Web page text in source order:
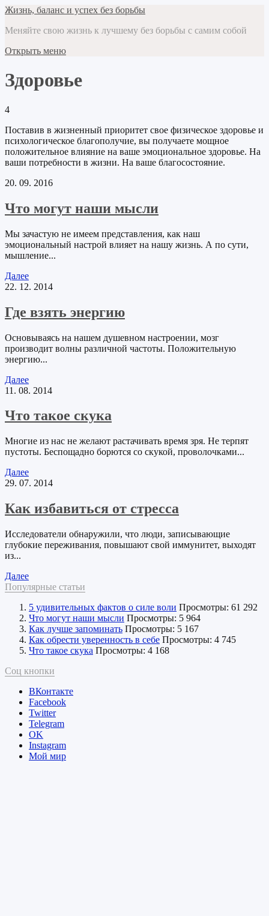
Жизнь, баланс и успех без борьбы
Меняйте свою жизнь к лучшему без борьбы с самим собой
Открыть меню
Здоровье
4
Поставив в жизненный приоритет свое физическое здоровье и
психологическое благополучие, вы получаете мощное
положительное влияние на ваше эмоциональное здоровье. На
ваши потребности в жизни. На ваше благосостояние.
20. 09. 2016
Что могут наши мысли
Мы зачастую не имеем представления, как наш
эмоциональный настрой влияет на нашу жизнь. А по сути,
мышление...
Далее
22. 12. 2014
Где взять энергию
Основываясь на нашем душевном настроении, мозг
производит волны различной частоты. Положительную
энергию...
Далее
11. 08. 2014
Что такое скука
Многие из нас не желают растачивать время зря. Не терпят
пустоты. Беспощадно борются со скукой, проволочками...
Далее
29. 07. 2014
Как избавиться от стресса
Исследователи обнаружили, что люди, записывающие
глубокие переживания, повышают свой иммунитет, выходят
из...
Далее
Популярные статьи
5 удивительных фактов о силе воли Просмотры: 61 292
Что могут наши мысли Просмотры: 5 964
Как лучше запоминать Просмотры: 5 167
Как обрести уверенность в себе Просмотры: 4 745
Что такое скука Просмотры: 4 168
Соц кнопки
ВКонтакте
Facebook
Twitter
Telegram
ОK
Instagram
Мой мир